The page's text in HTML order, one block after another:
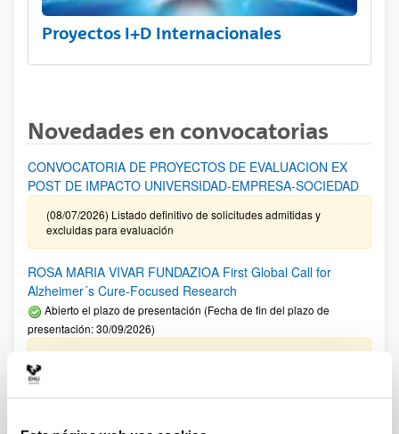
Proyectos I+D Internacionales
Novedades en convocatorias
CONVOCATORIA DE PROYECTOS DE EVALUACION EX
POST DE IMPACTO UNIVERSIDAD-EMPRESA-SOCIEDAD
(08/07/2026) Listado definitivo de solicitudes admitidas y
excluidas para evaluación
ROSA MARIA VIVAR FUNDAZIOA First Global Call for
Alzheimer´s Cure-Focused Research
Abierto el plazo de presentación (Fecha de fin del plazo de
presentación: 30/09/2026)